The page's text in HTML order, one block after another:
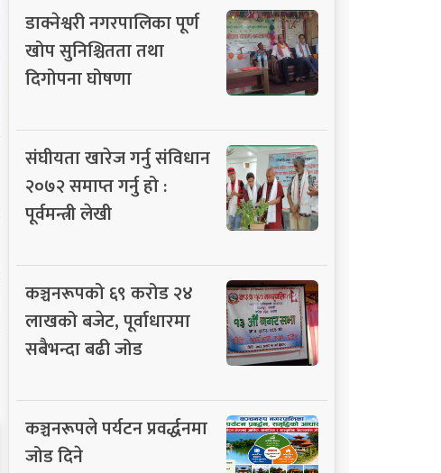
डाक्नेश्वरी नगरपालिका पूर्ण
खोप सुनिश्चितता तथा
दिगोपना घोषणा
संघीयता खारेज गर्नु संविधान
२०७२ समाप्त गर्नु हो :
पूर्वमन्त्री लेखी
कञ्चनरूपको ६९ करोड २४
लाखको बजेट, पूर्वाधारमा
सबैभन्दा बढी जोड
कञ्चनरूपले पर्यटन प्रवर्द्धनमा
जोड दिने